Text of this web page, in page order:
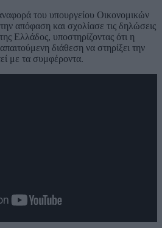
του υπουργείου Οικονομικών
απόφαση και σχολίασε τις δηλώσεις
Ελλάδος, υποστηρίζοντας ότι η
διάθεση να στηρίξει την
με τα συμφέροντα.